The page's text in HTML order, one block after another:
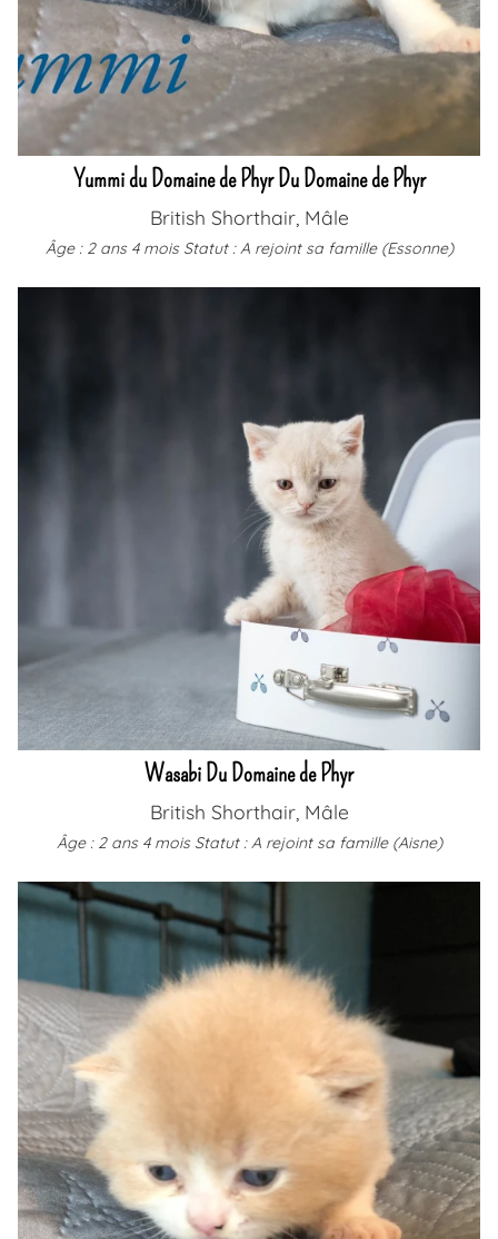
Yummi du Domaine de Phyr Du Domaine de Phyr
British Shorthair, Mâle
Âge : 2 ans 4 mois Statut : A rejoint sa famille (Essonne)
Wasabi Du Domaine de Phyr
British Shorthair, Mâle
Âge : 2 ans 4 mois Statut : A rejoint sa famille (Aisne)